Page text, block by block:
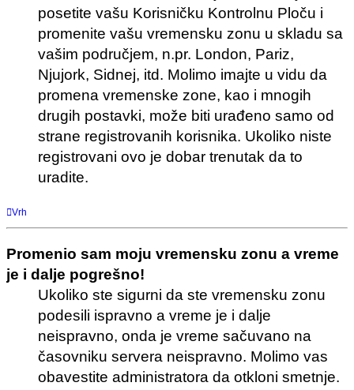
posetite vašu Korisničku Kontrolnu Ploču i
promenite vašu vremensku zonu u skladu sa
vašim područjem, n.pr. London, Pariz,
Njujork, Sidnej, itd. Molimo imajte u vidu da
promena vremenske zone, kao i mnogih
drugih postavki, može biti urađeno samo od
strane registrovanih korisnika. Ukoliko niste
registrovani ovo je dobar trenutak da to
uradite.
Vrh
Promenio sam moju vremensku zonu a vreme
je i dalje pogrešno!
Ukoliko ste sigurni da ste vremensku zonu
podesili ispravno a vreme je i dalje
neispravno, onda je vreme sačuvano na
časovniku servera neispravno. Molimo vas
obavestite administratora da otkloni smetnje.